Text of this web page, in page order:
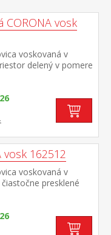
CORONA vosk
voskovaná v
delený v pomere
šatníková tyč
užšia časť 3
časti 2 veľké a 1
ozdobné
nadstavec CORONA
Corona
vosk 162512
voskovaná v
presklené
úchytky súčasť